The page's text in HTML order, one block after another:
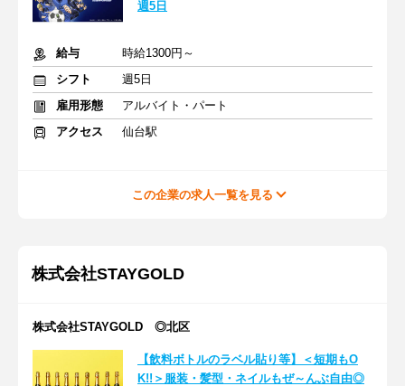
週5日
給与
時給1300円～
シフト
週5日
雇用形態
アルバイト・パート
アクセス
仙台駅
この企業の求人一覧を見る
株式会社STAYGOLD
株式会社STAYGOLD ◎北区
【飲料ボトルのラベル貼り等】＜短期もO
K!!＞服装・髪型・ネイルもぜ～んぶ自由◎